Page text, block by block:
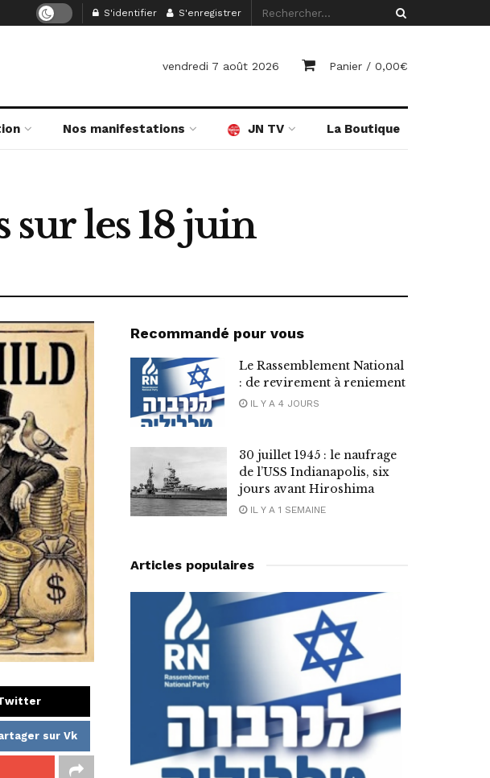
S'identifier S'enregistrer
vendredi 7 août 2026 Panier / 0,00€
Nos manifestations JN TV La Boutique
sur les 18 juin
sur Vk
Recommandé pour vous
Le Rassemblement National
: de revirement à reniement
IL Y A 4 JOURS
30 juillet 1945 : le naufrage
de l’USS Indianapolis, six
jours avant Hiroshima
IL Y A 1 SEMAINE
Articles populaires